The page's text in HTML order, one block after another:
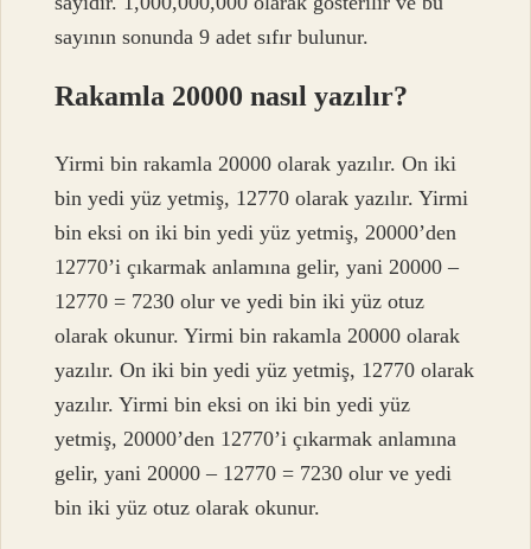
sayının sonunda 9 adet sıfır bulunur.
Rakamla 20000 nasıl yazılır?
Yirmi bin rakamla 20000 olarak yazılır. On iki
bin yedi yüz yetmiş, 12770 olarak yazılır. Yirmi
bin eksi on iki bin yedi yüz yetmiş, 20000’den
12770’i çıkarmak anlamına gelir, yani 20000 –
12770 = 7230 olur ve yedi bin iki yüz otuz
olarak okunur. Yirmi bin rakamla 20000 olarak
yazılır. On iki bin yedi yüz yetmiş, 12770 olarak
yazılır. Yirmi bin eksi on iki bin yedi yüz
yetmiş, 20000’den 12770’i çıkarmak anlamına
gelir, yani 20000 – 12770 = 7230 olur ve yedi
bin iki yüz otuz olarak okunur.